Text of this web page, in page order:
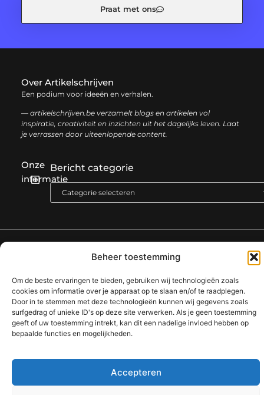
Beheer toestemming
Om de beste ervaringen te bieden, gebruiken wij technologieën zoals
cookies om informatie over je apparaat op te slaan en/of te raadplegen.
Door in te stemmen met deze technologieën kunnen wij gegevens zoals
surfgedrag of unieke ID's op deze site verwerken. Als je geen toestemming
geeft of uw toestemming intrekt, kan dit een nadelige invloed hebben op
bepaalde functies en mogelijkheden.
Accepteren
Praat met ons
Over Artikelschrijven
Een podium voor ideeën en verhalen.
— artikelschrijven.be verzamelt blogs en artikelen vol
inspiratie, creativiteit en inzichten uit het dagelijks leven. Laat
je verrassen door uiteenlopende content.
Onze
informatie
Bericht categorie